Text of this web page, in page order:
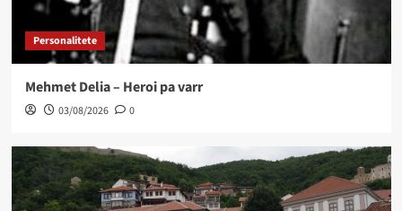
Personalitete
Mehmet Delia – Heroi pa varr
03/08/2026 0